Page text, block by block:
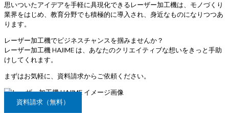
思いついたアイデアを手軽に具現化できるレーザー加工機は、モノづくり
業界をはじめ、教育分野でも積極的に導入され、身近なものになりつつあ
ります。
レーザー加工機でビジネスチャンスを掴みませんか？
レーザー加工機 HAJIME は、あなたのクリエイティブな想いをきっと手助
けしてくれます。
まずはお気軽に、資料請求からご依頼ください。
資料請求（無料）